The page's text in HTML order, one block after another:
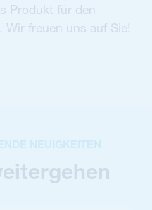
Produkt für den
freuen uns auf Sie!
NEUIGKEITEN